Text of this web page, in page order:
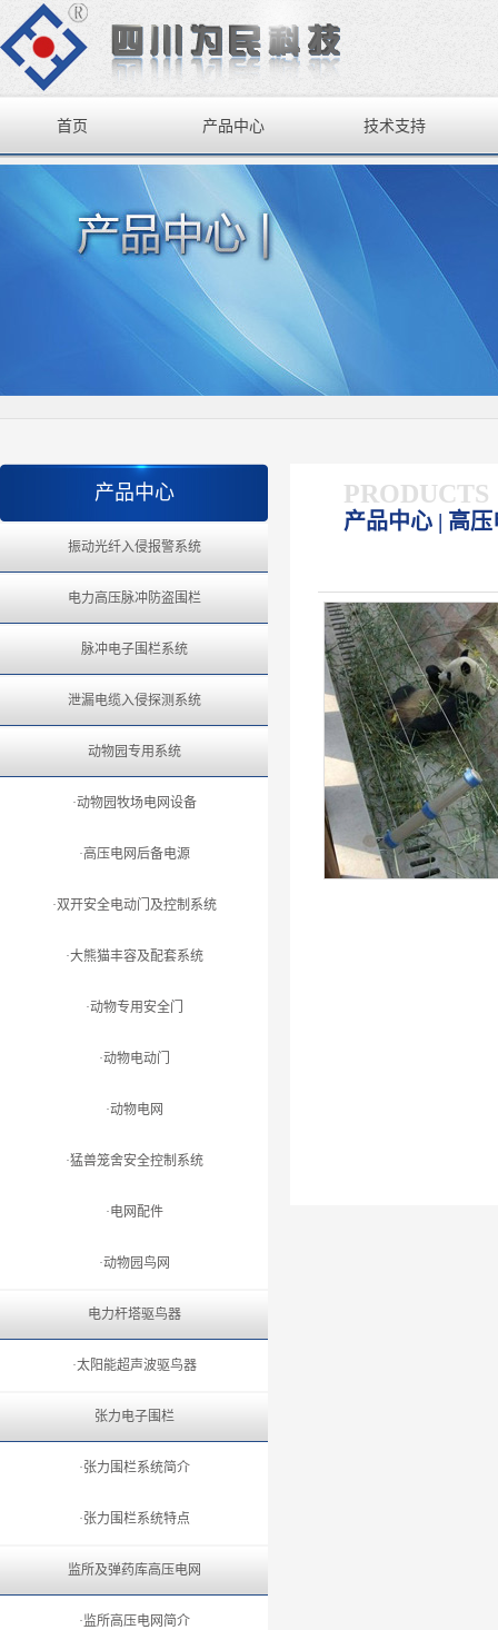
首页 产品中心 技术支持
产品中心
振动光纤入侵报警系统
电力高压脉冲防盗围栏
脉冲电子围栏系统
泄漏电缆入侵探测系统
动物园专用系统
·动物园牧场电网设备
·高压电网后备电源
·双开安全电动门及控制系统
·大熊猫丰容及配套系统
·动物专用安全门
·动物电动门
·动物电网
·猛兽笼舍安全控制系统
·电网配件
·动物园鸟网
电力杆塔驱鸟器
·太阳能超声波驱鸟器
张力电子围栏
·张力围栏系统简介
·张力围栏系统特点
监所及弹药库高压电网
·监所高压电网简介
PRODUCTS
产品中心 | 高